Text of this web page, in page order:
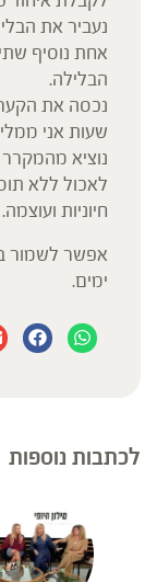
נעביר את
אחת נוסיף
הבלילה.
שעות אני
נוציא
לאכול ללא
חיוניות ועוצמה.
ימים.
לכתבות נוספות